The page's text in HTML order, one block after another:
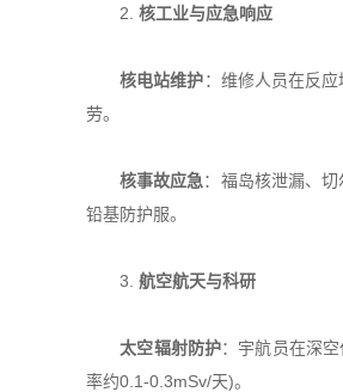
2. ​ ​核工业与应急响应​
​​核电站维护​：维修人员在反
劳。
​​核事故应急​：福岛核泄漏、
铅基防护服。
3. ​ ​航空航天与科研​
​​太空辐射防护​：宇航员在深
率约0.1-0.3mSv/天)。